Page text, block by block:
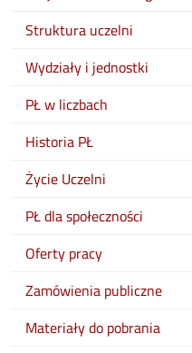
Struktura uczelni
Wydziały i jednostki
PŁ w liczbach
Historia PŁ
Życie Uczelni
PŁ dla społeczności
Oferty pracy
Zamówienia publiczne
Materiały do pobrania